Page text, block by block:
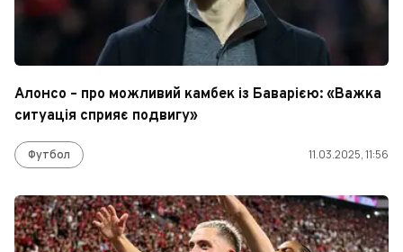
Алонсо – про можливий камбек із Баварією: «Важка
ситуація сприяє подвигу»
Футбол 11.03.2025, 11:56